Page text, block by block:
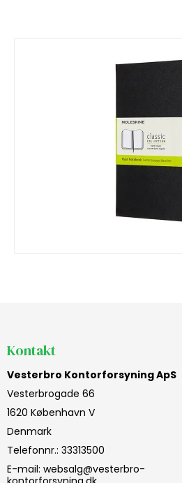
Kontakt
Vesterbro Kontorforsyning ApS
Vesterbrogade 66
1620 København V
Denmark
Telefonnr.: 33313500
E-mail: websalg@vesterbro-